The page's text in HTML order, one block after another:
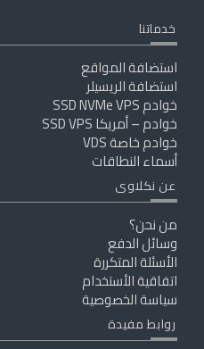
خدماتنا
استضافة المواقع
استضافة الريسيلر
خوادم SSD NVMe VPS
خوادم – أمريكا SSD VPS
خوادم خاصة VDS
أسماء النطاقات
عن نكلاوى
من نحن؟
وسائل الدفع
الأسئلة المتكررة
اتفاقية الأستخدام
سياسة الخصوصية
روابط مفيدة